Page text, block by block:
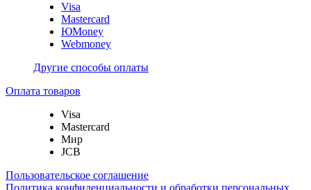
Visa
Mastercard
ЮMoney
Webmoney
Другие способы оплаты
Оплата товаров
Visa
Mastercard
Мир
JCB
Пользовательское соглашение